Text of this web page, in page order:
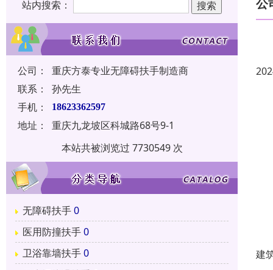
站内搜索：
公司：
重庆方泰专业无障碍扶手制造商
联系：
孙先生
手机：
18623362597
地址：
重庆九龙坡区科城路68号9-1
本站共被浏览过 7730549 次
无障碍扶手0
医用防撞扶手0
卫浴靠墙扶手0
公
建